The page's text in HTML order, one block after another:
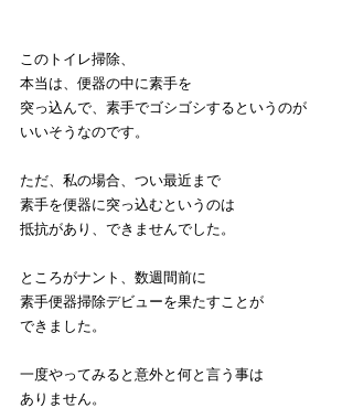
このトイレ掃除、
本当は、便器の中に素手を
突っ込んで、素手でゴシゴシするというのが
いいそうなのです。
ただ、私の場合、つい最近まで
素手を便器に突っ込むというのは
抵抗があり、できませんでした。
ところがナント、数週間前に
素手便器掃除デビューを果たすことが
できました。
一度やってみると意外と何と言う事は
ありません。